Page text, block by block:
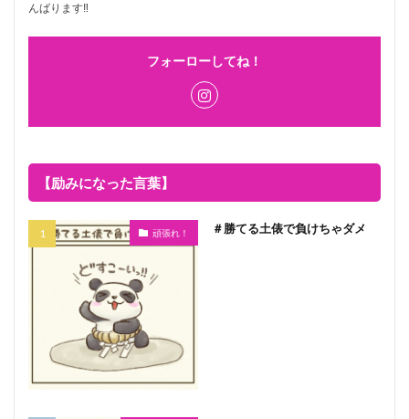
んばります‼
フォーローしてね！
【励みになった言葉】
頑張れ！ ＃勝てる土俵で負けちゃダメ